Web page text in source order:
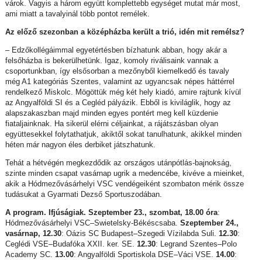
várok. Vagyis a három együtt komplettebb egységet mutat már most,
ami miatt a tavalyinál több pontot remélek.
Az előző szezonban a középházba került a trió, idén mit remélsz?
– Edzőkollégáimmal egyetértésben bízhatunk abban, hogy akár a
felsőházba is bekerülhetünk. Igaz, komoly riválisaink vannak a
csoportunkban, így elsősorban a mezőnyből kiemelkedő és tavaly
még A1 kategóriás Szentes, valamint az ugyancsak népes háttérrel
rendelkező Miskolc. Mögöttük még két hely kiadó, amire rajtunk kívül
az Angyalföldi SI és a Cegléd pályázik. Ebből is kiviláglik, hogy az
alapszakaszban majd minden egyes pontért meg kell küzdenie
fiataljainknak. Ha sikerül elérni céljainkat, a rájátszásban olyan
együttesekkel folytathatjuk, akiktől sokat tanulhatunk, akikkel minden
héten már nagyon éles derbiket játszhatunk.
Tehát a hétvégén megkezdődik az országos utánpótlás-bajnokság,
szinte minden csapat vasárnap ugrik a medencébe, kivéve a mieinket,
akik a Hódmezővásárhelyi VSC vendégeiként szombaton mérik össze
tudásukat a Gyarmati Dezső Sportuszodában.
A program. Ifjúságiak. Szeptember 23., szombat, 18.00 óra:
Hódmezővásárhelyi VSC–Swietelsky-Békéscsaba. Szeptember 24.,
vasárnap, 12.30: Oázis SC Budapest–Szegedi Vízilabda Suli. 12.30:
Ceglédi VSE–Budafóka XXII. ker. SE. 12.30: Legrand Szentes–Polo
Academy SC. 13.00: Angyalföldi Sportiskola DSE–Váci VSE. 14.00: